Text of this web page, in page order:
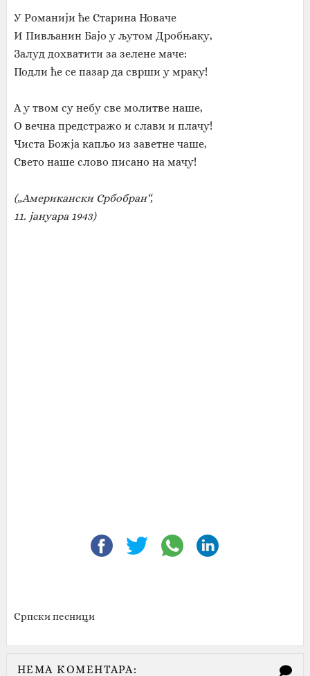
У Романији ће Старина Новаче
И Пивљанин Бајо у љутом Дробњаку,
Залуд дохватити за зелене маче:
Подли ће се пазар да сврши у мраку!
А у твом су небу све молитве наше,
О вечна предстражо и слави и плачу!
Чиста Божја капљо из заветне чаше,
Свето наше слово писано на мачу!
(„Американски Србобран“,
11. јануара 1943)
Српски песници
НЕМА КОМЕНТАРА: